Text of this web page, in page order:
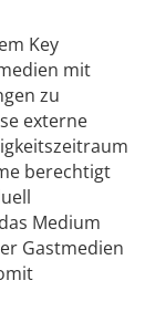
Key
mit
zu
externe
berechtigt
Medium
Gastmedien